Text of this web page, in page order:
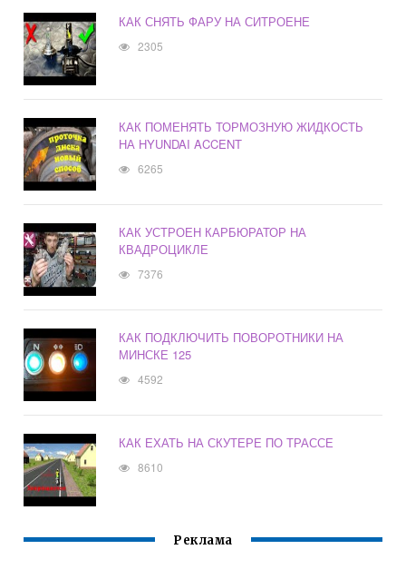
КАК СНЯТЬ ФАРУ НА СИТРОЕНЕ
2305
КАК ПОМЕНЯТЬ ТОРМОЗНУЮ ЖИДКОСТЬ
НА HYUNDAI ACCENT
6265
КАК УСТРОЕН КАРБЮРАТОР НА
КВАДРОЦИКЛЕ
7376
КАК ПОДКЛЮЧИТЬ ПОВОРОТНИКИ НА
МИНСКЕ 125
4592
КАК ЕХАТЬ НА СКУТЕРЕ ПО ТРАССЕ
8610
Реклама